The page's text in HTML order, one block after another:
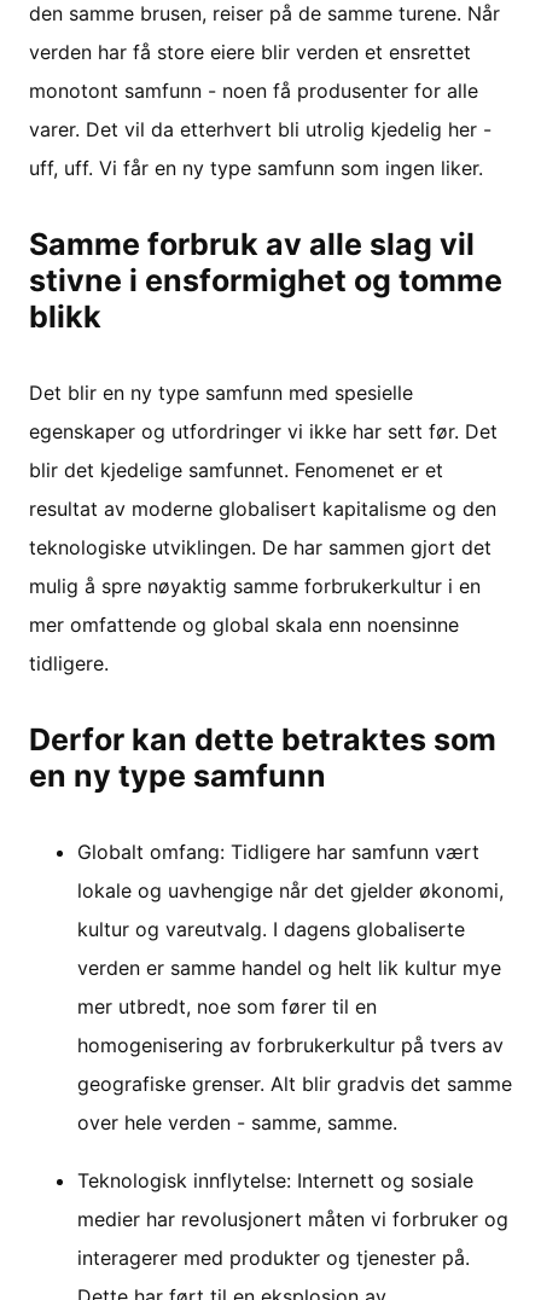
den samme brusen, reiser på de samme turene. Når
verden har få store eiere blir verden et ensrettet
monotont samfunn - noen få produsenter for alle
varer. Det vil da etterhvert bli utrolig kjedelig her -
uff, uff. Vi får en ny type samfunn som ingen liker.
Samme forbruk av alle slag vil
stivne i ensformighet og tomme
blikk
Det blir en ny type samfunn med spesielle
egenskaper og utfordringer vi ikke har sett før. Det
blir det kjedelige samfunnet. Fenomenet er et
resultat av moderne globalisert kapitalisme og den
teknologiske utviklingen. De har sammen gjort det
mulig å spre nøyaktig samme forbrukerkultur i en
mer omfattende og global skala enn noensinne
tidligere.
Derfor kan dette betraktes som
en ny type samfunn
Globalt omfang: Tidligere har samfunn vært
lokale og uavhengige når det gjelder økonomi,
kultur og vareutvalg. I dagens globaliserte
verden er samme handel og helt lik kultur mye
mer utbredt, noe som fører til en
homogenisering av forbrukerkultur på tvers av
geografiske grenser. Alt blir gradvis det samme
over hele verden - samme, samme.
Teknologisk innflytelse: Internett og sosiale
medier har revolusjonert måten vi forbruker og
interagerer med produkter og tjenester på.